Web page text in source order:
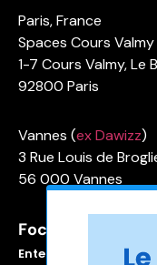
Paris, France
Spaces Cours Valmy
1-7 Cours Valmy, Le
92800 Paris
Vannes (ex Dawizz)
3 Rue Louis de
56 000 Vannes
Focus sur
Enterprise Service Bus